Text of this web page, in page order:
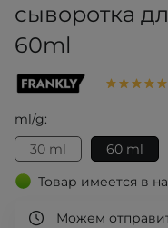
сыворотка
60ml
ml/g:
30 ml
60 ml
Товар имеется в
Можем